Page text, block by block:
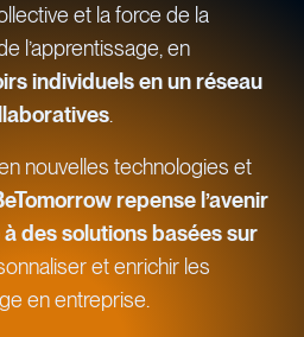
et la force de la
l’apprentissage, en
individuels en un réseau
nouvelles technologies et
repense l’avenir
des solutions basées sur
et enrichir les
en entreprise.